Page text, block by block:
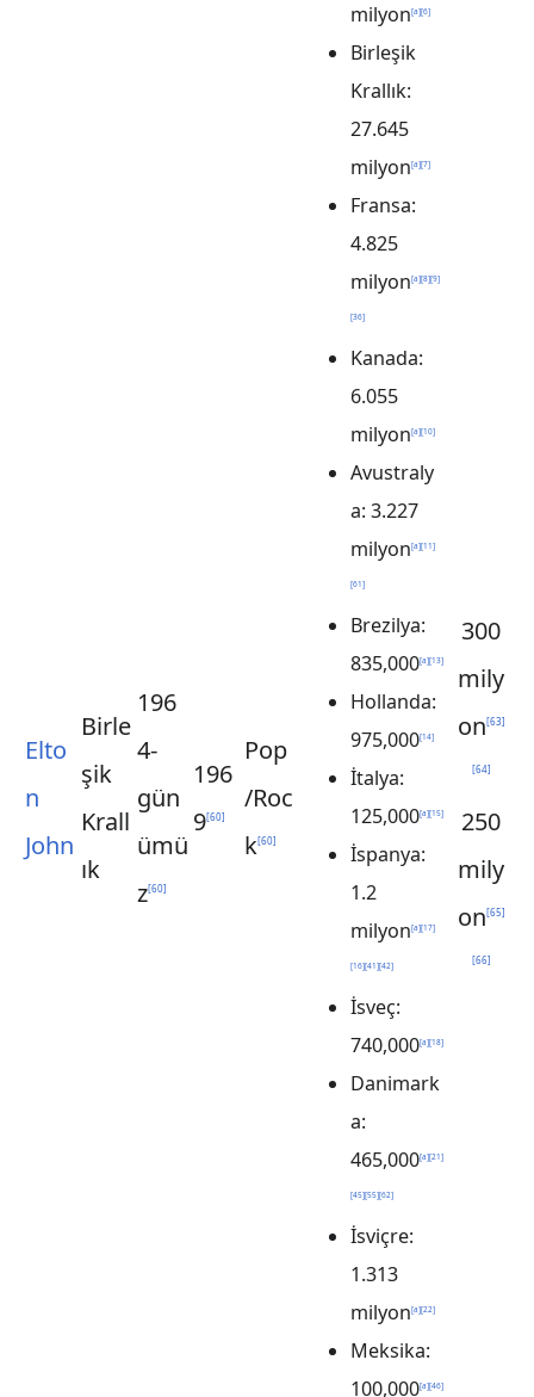
Elto
n
John
Birle
şik
Krall
ık
196
4-
gün
ümü
z[60]
196
9[60]
Pop
/Roc
k[60]
milyon[a][6]
Birleşik
Krallık:
27.645
milyon[a][7]
Fransa:
4.825
milyon[a][8][9]
[36]
Kanada:
6.055
milyon[a][10]
Avustraly
a: 3.227
milyon[a][11]
[61]
Brezilya:
835,000[a][13]
Hollanda:
975,000[14]
İtalya:
125,000[a][15]
İspanya:
1.2
milyon[a][17]
[16][41][42]
İsveç:
740,000[a][18]
Danimark
a:
465,000[a][21]
[45][55][62]
İsviçre:
1.313
milyon[a][22]
Meksika:
100,000[a][46]
300
mily
on[63]
[64]
250
mily
on[65]
[66]